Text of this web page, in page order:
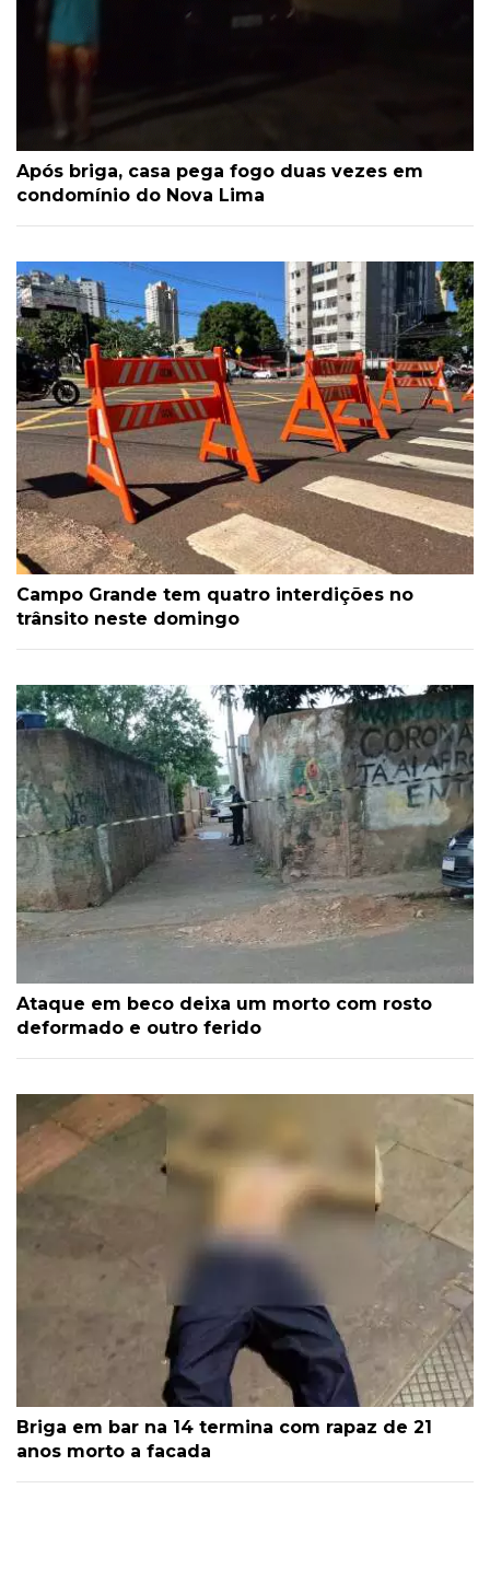
Após briga, casa pega fogo duas vezes em
condomínio do Nova Lima
Campo Grande tem quatro interdições no
trânsito neste domingo
Ataque em beco deixa um morto com rosto
deformado e outro ferido
Briga em bar na 14 termina com rapaz de 21
anos morto a facada